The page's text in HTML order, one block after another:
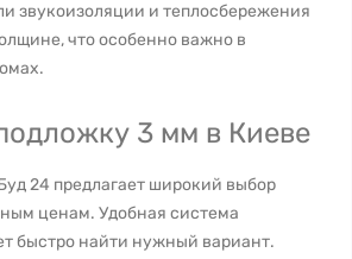
звукоизоляции и теплосбережения
что особенно важно в
3 мм в Киеве
24 предлагает широкий выбор
ценам. Удобная система
быстро найти нужный вариант.